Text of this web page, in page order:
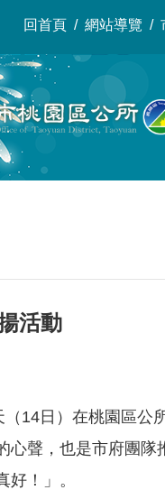
回首頁 網站導覽
活動
14日）在桃園區
心聲，也是市府團
！」。